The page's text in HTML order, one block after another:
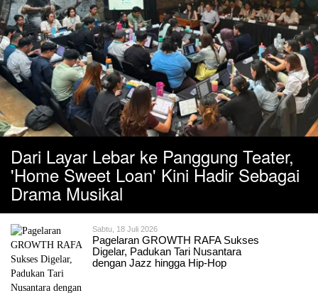
Dari Layar Lebar ke Panggung Teater,
'Home Sweet Loan' Kini Hadir Sebagai
Drama Musikal
Sabtu, 18 Juli 2026
Pagelaran GROWTH RAFA Sukses
Digelar, Padukan Tari Nusantara
dengan Jazz hingga Hip-Hop